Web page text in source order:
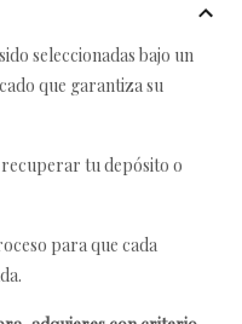
seleccionadas bajo un
que garantiza su
tu depósito o
para que cada